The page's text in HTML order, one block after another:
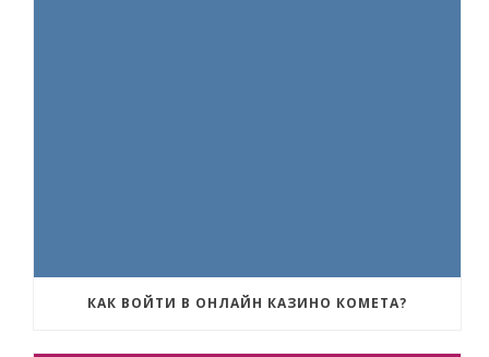
КАК ВОЙТИ В ОНЛАЙН КАЗИНО КОМЕТА?